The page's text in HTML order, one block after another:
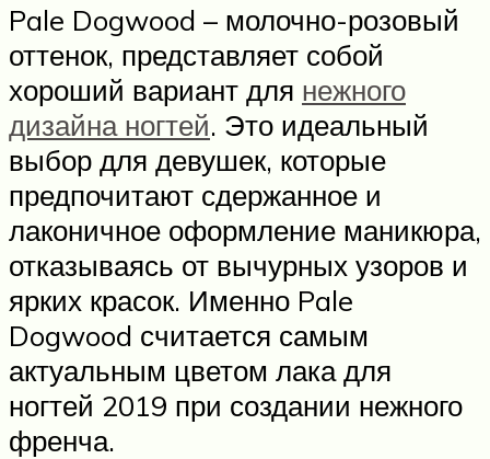
Pale Dogwood – молочно-розовый
оттенок, представляет собой
хороший вариант для нежного
дизайна ногтей. Это идеальный
выбор для девушек, которые
предпочитают сдержанное и
лаконичное оформление маникюра,
отказываясь от вычурных узоров и
ярких красок. Именно Pale
Dogwood считается самым
актуальным цветом лака для
ногтей 2019 при создании нежного
френча.